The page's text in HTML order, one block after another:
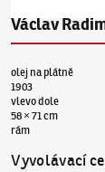
Václav
olej na plátně
1903
vlevo dole
58 × 71 cm
rám
Vyvolávací